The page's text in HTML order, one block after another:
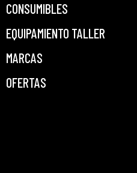
CONSUMIBLES
EQUIPAMIENTO TALLER
MARCAS
OFERTAS